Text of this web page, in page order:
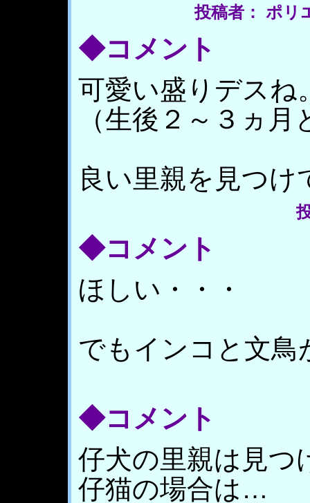
投稿者： ポリ
◆コメント
可愛い盛りデスね
（生後２～３ヵ月
良い里親を見つ
◆コメント
ほしい・・・
でもインコと文鳥
◆コメント
仔犬の里親は見つ
仔猫の場合は…